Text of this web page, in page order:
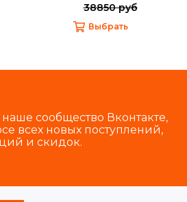
38850 руб
Выбрать
сообщество Вконтакте,
всех новых поступлений,
и скидок.